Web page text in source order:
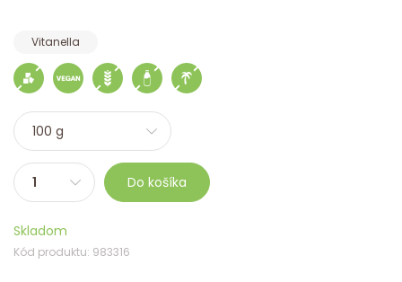
Vitanella
Do košíka
Skladom
Kód produktu: 983316